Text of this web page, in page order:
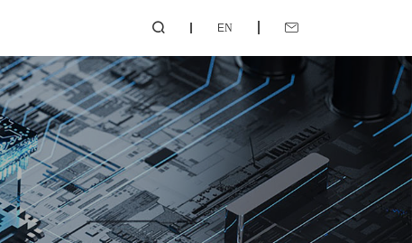
 EN 